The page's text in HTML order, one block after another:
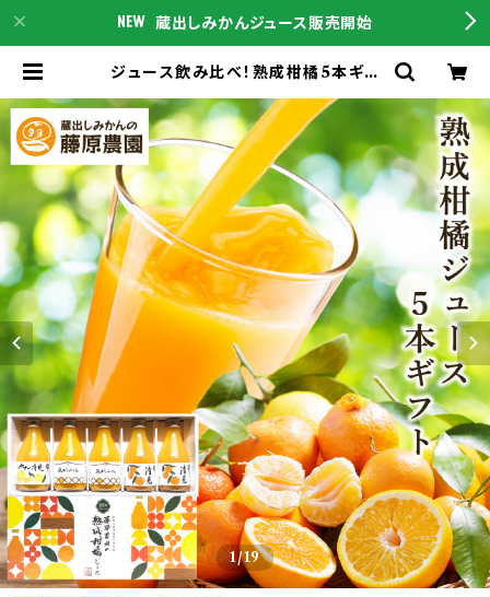
蔵出しみかんジュース販売開始
ジュース飲み比べ！熟成柑橘5本ギフ
ツ100％ストレートジュース | 蔵出し
みかんの産地直送通販は蔵出しみか
んの藤原農園｜和歌山県海南市下津
町の特産品をこちらからご購入下さい
1/19